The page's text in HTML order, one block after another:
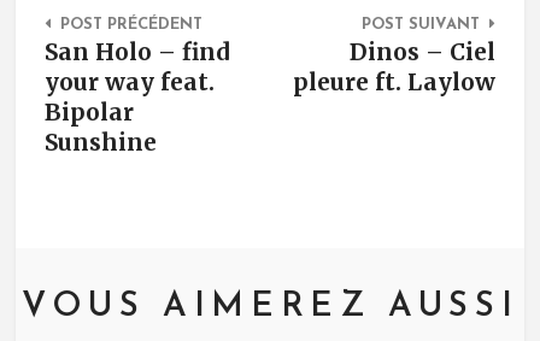
POST PRÉCÉDENT
San Holo – find
your way feat.
Bipolar
Sunshine
POST SUIVANT
Dinos – Ciel
pleure ft. Laylow
VOUS AIMEREZ AUSSI